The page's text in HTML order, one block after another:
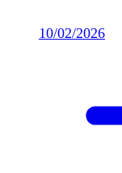
10/02/2026